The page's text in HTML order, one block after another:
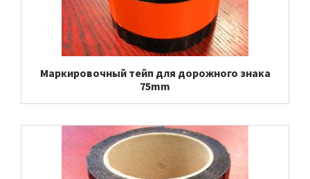
Маркировочный тейп для дорожного знака
75mm